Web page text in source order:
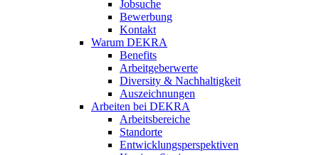
Jobsuche
Bewerbung
Kontakt
Warum DEKRA
Benefits
Arbeitgeberwerte
Diversity & Nachhaltigkeit
Auszeichnungen
Arbeiten bei DEKRA
Arbeitsbereiche
Standorte
Entwicklungsperspektiven